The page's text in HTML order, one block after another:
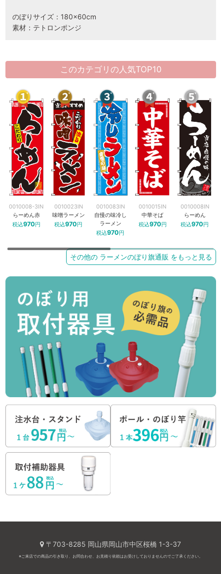
のぼりサイズ：180×60cm
素材：テトロンポンジ
このカテゴリの人気TOP10
0010008-3IN
らーめん赤
税込970円
0010023IN
味噌ラーメン
税込970円
0010083IN
自慢の味冷し
ラーメン
税込970円
0010015IN
中華そば
税込970円
0010008IN
らーめん
税込970円
その他の ラーメンのぼり旗通販 をもっと見る
〒703-8285 岡山県岡山市中区桜橋 1-3-37
※ご来店での商品の引き取り、お問合わせ、お見積り依頼はお受けしておりませんのでご了承ください。